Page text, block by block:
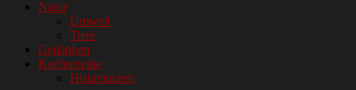
Natur
Umwelt
Tiere
Gedanken
Kochrezepte
Histaminarm